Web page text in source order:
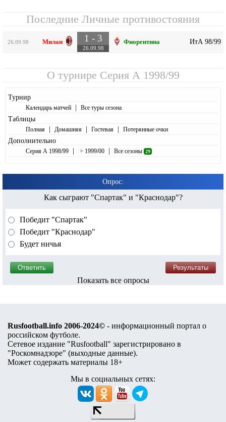
Последние Личные противостояния
26.09.98 Милан 1 - 3
26.09.98
Фиорентина ИтА 98/99
О турнире Серия А 1998/99
Турнир
Календарь матчей | Все туры сезона
Таблицы
Полная | Домашняя | Гостевая | Потерянные очки
Дополнительно
Серия А 1998/99 | > 1999/00 | Все сезоны 29
Опрос:
Как сыграют "Спартак" и "Краснодар"?
Победит "Спартак"
Победит "Краснодар"
Будет ничья
Показать все опросы
Rusfootball.info 2006-2024© - информационный портал о
российском футболе.
Сетевое издание "Rusfootball" зарегистрировано в
"Роскомнадзоре" (выходные данные).
Может содержать материалы 18+
Мы в социальных сетях: